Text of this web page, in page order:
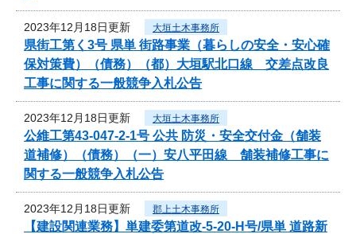
2023年12月18日更新 大垣土木事務所
県街工第く3号 県単 街路事業（暮らしの安全・安心確
保対策費）（債務）（都）大垣駅北口線 交差点改良
工事に関する一般競争入札公告
2023年12月18日更新 大垣土木事務所
公維工第43-047-2-1号 公共 防災・安全交付金（舗装
道補修）（債務）（一）安八平田線 舗装補修工事に
関する一般競争入札公告
2023年12月18日更新 郡上土木事務所
【建設関連業務】単建委第道改-5-20-H号/県単 道路新